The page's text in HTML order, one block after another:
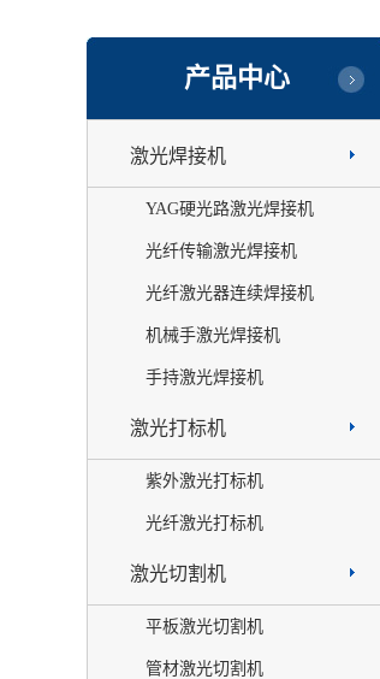
产品中心
激光焊接机
YAG硬光路激光焊接机
光纤传输激光焊接机
光纤激光器连续焊接机
机械手激光焊接机
手持激光焊接机
激光打标机
紫外激光打标机
光纤激光打标机
激光切割机
平板激光切割机
管材激光切割机